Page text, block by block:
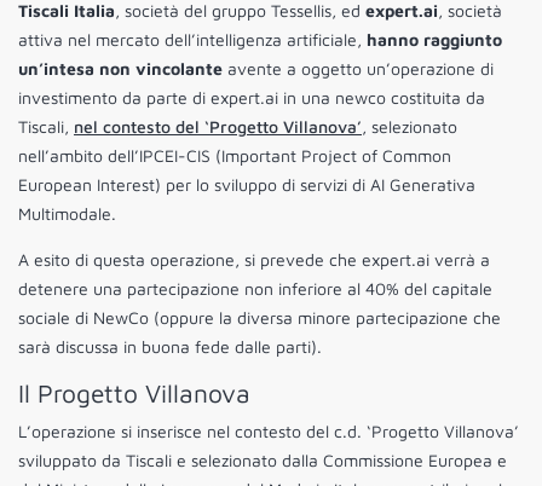
Tiscali Italia, società del gruppo Tessellis, ed expert.ai, società
attiva nel mercato dell’intelligenza artificiale, hanno raggiunto
un’intesa non vincolante avente a oggetto un’operazione di
investimento da parte di expert.ai in una newco costituita da
Tiscali, nel contesto del ‘Progetto Villanova’, selezionato
nell’ambito dell’IPCEI-CIS (Important Project of Common
European Interest) per lo sviluppo di servizi di AI Generativa
Multimodale.
A esito di questa operazione, si prevede che expert.ai verrà a
detenere una partecipazione non inferiore al 40% del capitale
sociale di NewCo (oppure la diversa minore partecipazione che
sarà discussa in buona fede dalle parti).
Il Progetto Villanova
L’operazione si inserisce nel contesto del c.d. ‘Progetto Villanova’
sviluppato da Tiscali e selezionato dalla Commissione Europea e